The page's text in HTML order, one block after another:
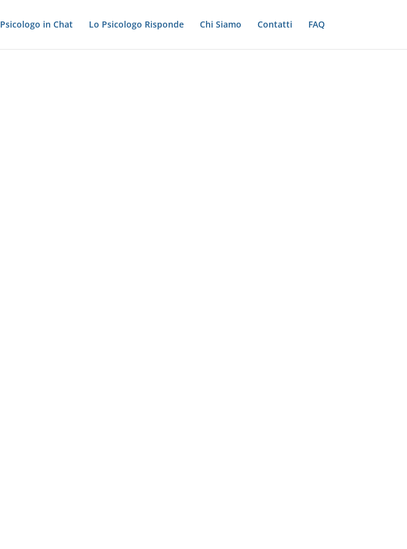
Psicologo in Chat Lo Psicologo Risponde Chi Siamo Contatti FAQ